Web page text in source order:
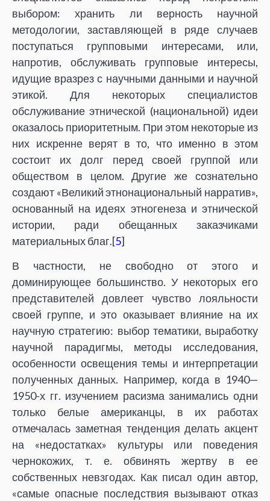
выбором: хранить ли верность научной
методологии, заставляющей в ряде случаев
поступаться групповыми интересами, или,
напротив, обслуживать групповые интересы,
идущие вразрез с научными данными и научной
этикой. Для некоторых специалистов
обслуживание этнической (национальной) идеи
оказалось приоритетным. При этом некоторые из
них искренне верят в то, что именно в этом
состоит их долг перед своей группой или
обществом в целом. Другие же сознательно
создают «Великий этнонациональный нарратив»,
основанный на идеях этногенеза и этнической
истории, ради обещанных заказчиками
материальных благ.[5]
В частности, не свободно от этого и
доминирующее большинство. У некоторых его
представителей довлеет чувство лояльности
своей группе, и это оказывает влияние на их
научную стратегию: выбор тематики, выработку
научной парадигмы, методы исследования,
особенности освещения темы и интерпретации
полученных данных. Например, когда в 1940—
1950-х гг. изучением расизма занимались одни
только белые американцы, в их работах
отмечалась заметная тенденция делать акцент
на «недостатках» культуры или поведения
чернокожих, т. е. обвинять жертву в ее
собственных невзгодах. Как писал один автор,
«самые опасные последствия вызывают отказ